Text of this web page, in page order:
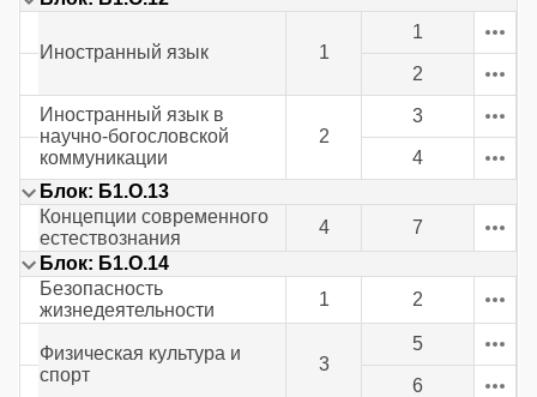
Иностранный язык 1
1
2
Иностранный язык в
научно-богословской
коммуникации
2
3
4
Блок: Б1.О.13
Концепции современного
естествознания
4
7
Блок: Б1.О.14
Безопасность
жизнедеятельности
1 2
Физическая культура и
спорт
3
5
6